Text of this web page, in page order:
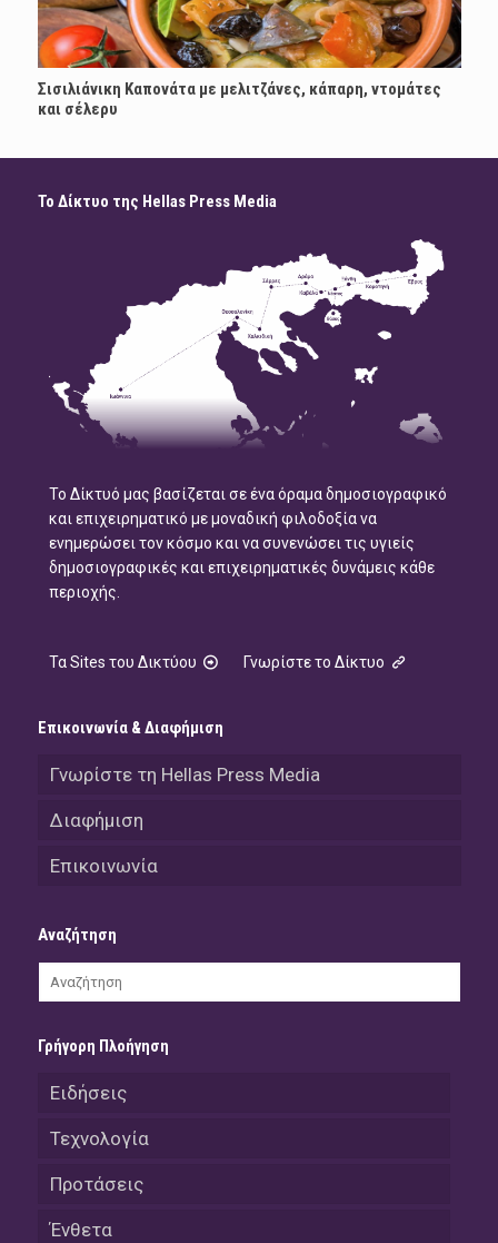
Σισιλιάνικη Καπονάτα με μελιτζάνες, κάπαρη, ντομάτες
και σέλερυ
Το Δίκτυο της Hellas Press Media
Το Δίκτυό μας βασίζεται σε ένα όραμα δημοσιογραφικό
και επιχειρηματικό με μοναδική φιλοδοξία να
ενημερώσει τον κόσμο και να συνενώσει τις υγιείς
δημοσιογραφικές και επιχειρηματικές δυνάμεις κάθε
περιοχής.
Τα Sites του Δικτύου Γνωρίστε το Δίκτυο
Επικοινωνία & Διαφήμιση
Γνωρίστε τη Hellas Press Media
Διαφήμιση
Επικοινωνία
Αναζήτηση
Γρήγορη Πλοήγηση
Ειδήσεις
Τεχνολογία
Προτάσεις
Ένθετα